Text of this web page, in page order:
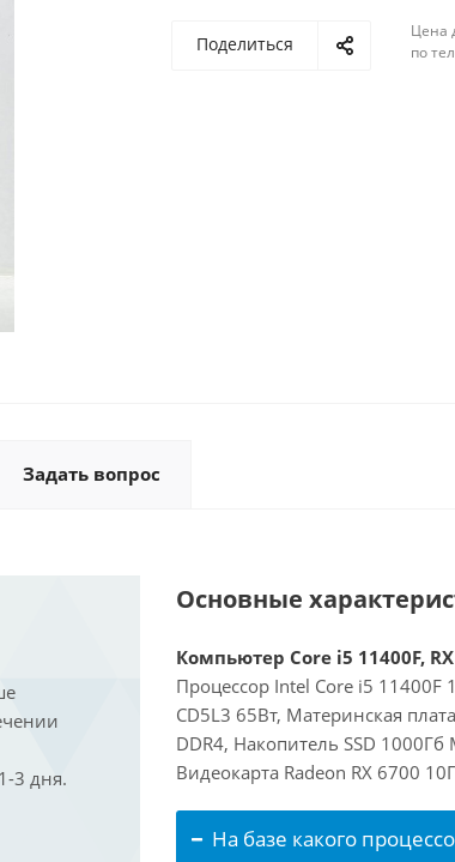
Поделиться
Цена
по
Задать вопрос
3 дня.
Основные
Компьютер Core i5 11400F, RX
Процессор Intel Core i5 11400F
CD5L3 65Вт, Материнская
DDR4, Накопитель SSD 1000Гб
Видеокарта Radeon RX 6700
На базе какого